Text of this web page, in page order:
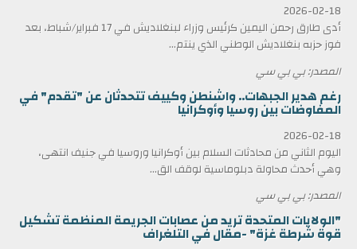
2026-02-18
أدى طارق رحمن اليمين كرئيس وزراء لبنغلاديش في 17 فبراير/شباط، بعد
فوز حزبه بنغلاديش الوطني الذي ينتم...
المصدر: بي بي سي
رغم هدير الجبهات.. واشنطن وكييف تتحدثان عن "تقدم" في
المفاوضات بين روسيا وأوكرانيا
2026-02-18
اليوم الثاني من محادثات السلام بين أوكرانيا وروسيا في جنيف انتهى،
وهي أحدث محاولة دبلوماسية لوقف الق...
المصدر: بي بي سي
"الولايات المتحدة تريد من عصابات الجريمة المنظمة تشكيل
قوة شرطة غزة" -مقال في التلغراف